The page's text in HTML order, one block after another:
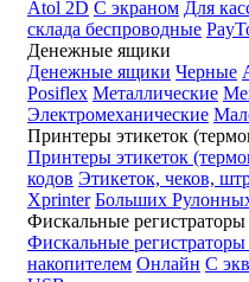
Atol 2D С экраном Для
склада беспроводные
Денежные ящики
Денежные ящики Черные
Posiflex Металлические
Электромеханические
Принтеры этикеток
Принтеры этикеток
кодов Этикеток, чеков,
Xprinter Больших
Фискальные регистраторы
Фискальные регистраторы
накопителем Онлайн С